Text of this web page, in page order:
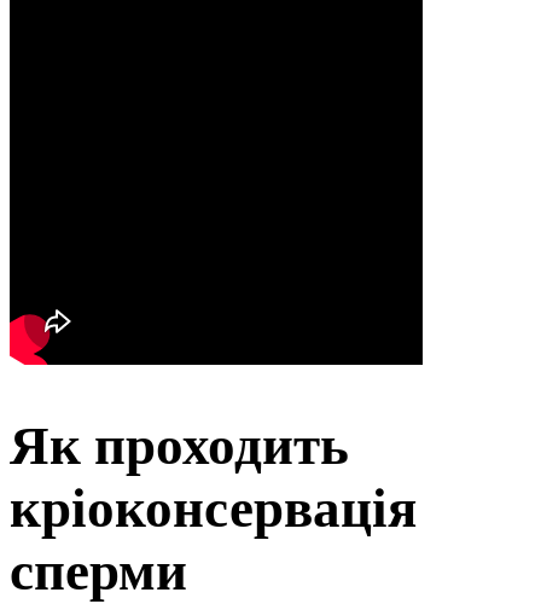
Як проходить
кріоконсервація
сперми